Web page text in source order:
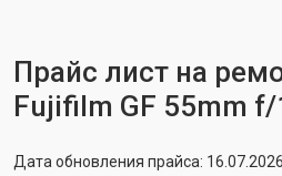
Прайс лист на
Fujifilm GF 55mm f/
Дата обновления прайса: 16.07.2026